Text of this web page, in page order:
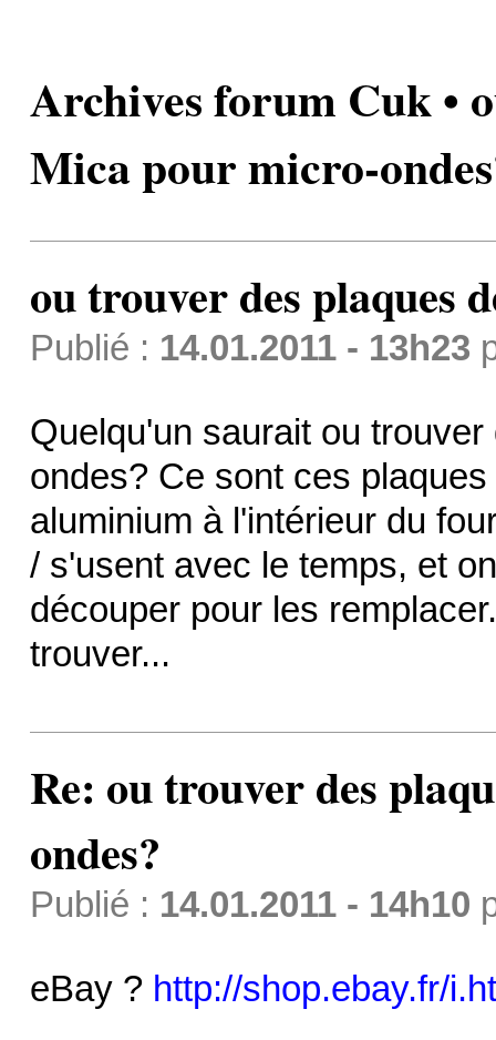
Archives forum Cuk •
Mica pour micro-
ou trouver des plaques
Publié : 14.01.2011 - 13h23
Quelqu'un saurait ou
ondes? Ce sont ces
aluminium à l'intérieur du
/ s'usent avec le temps, et
découper pour les
trouver...
Re: ou trouver des
ondes?
Publié : 14.01.2011 - 14h10
eBay ? http://shop.ebay.fr/